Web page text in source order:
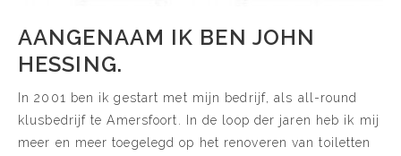
AANGENAAM IK BEN JOHN
HESSING.
In 2001 ben ik gestart met mijn bedrijf, als all-round
klusbedrijf te Amersfoort. In de loop der jaren heb ik mij
meer en meer toegelegd op het renoveren van toiletten